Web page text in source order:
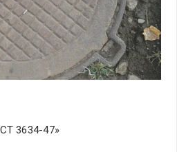
3634-47»